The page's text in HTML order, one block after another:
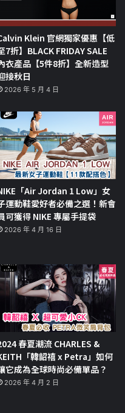
Klein 官網獨家優惠【低
7折】BLACK FRIDAY SALE
衣產品【5件8折】全新造型
接秋日
2026 年 5 月 4 日
「Air Jordan 1 Low」女
運動鞋愛好者必備之選！新會
可獲得 NIKE 專屬手提袋
2026 年 4 月 16 日
春夏潮流 CHARLES &
「韓韶禧 x Petra」如何
它成為全球時尚必備單品？
2026 年 4 月 2 日